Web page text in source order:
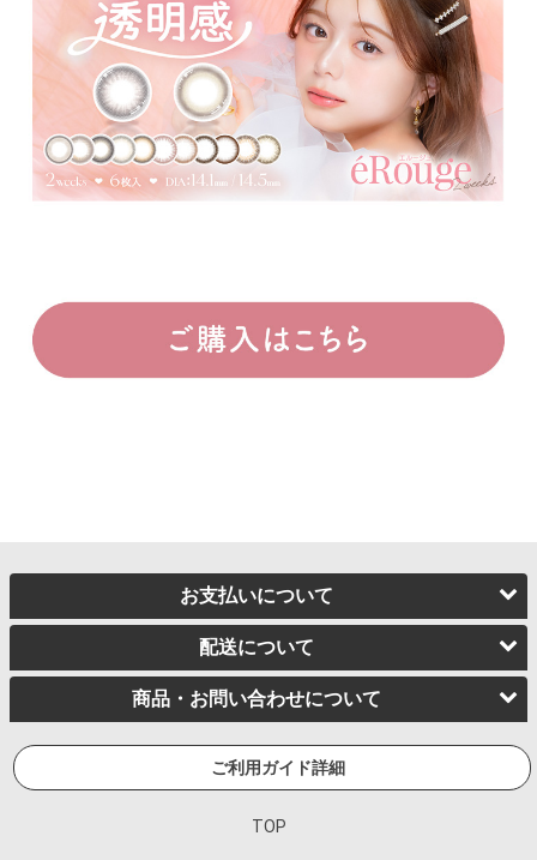
お支払いについて
配送について
商品・お問い合わせについて
ご利用ガイド詳細
TOP